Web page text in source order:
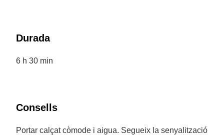
Durada
6 h 30 min
Consells
Portar calçat còmode i aigua. Segueix la senyalització